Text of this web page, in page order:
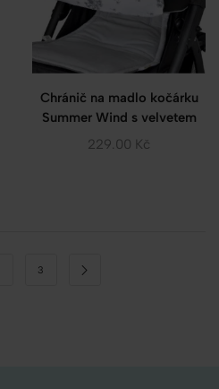
Chránič na madlo kočárku
Summer Wind s velvetem
229.00 Kč
3